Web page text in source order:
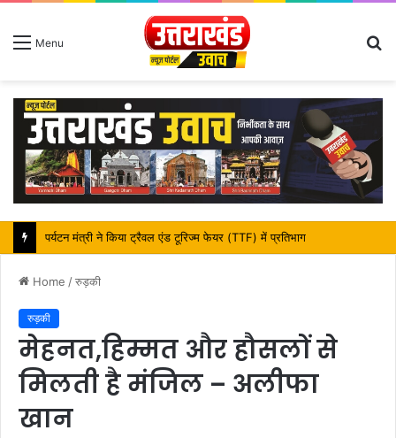
Menu
पर्यटन मंत्री ने किया ट्रैवल एंड टूरिज्म फेयर (TTF) में प्रतिभाग
Home /रुड़की
रुड़की
मेहनत,हिम्मत और हौसलों से
मिलती है मंजिल – अलीफा
खान